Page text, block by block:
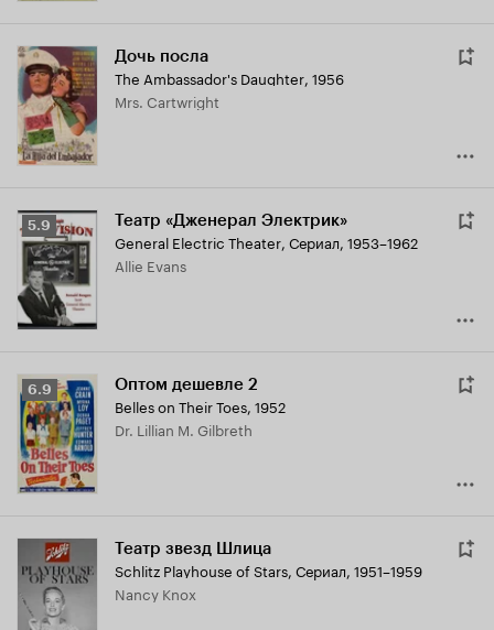
Дочь посла
The Ambassador's Daughter, 1956
Mrs. Cartwright
Рейтинг
Кинопоиска
5.9
5.9 Театр «Дженерал Электрик»
General Electric Theater, Сериал, 1953–1962
Allie Evans
Рейтинг
Кинопоиска
6.9
6.9 Оптом дешевле 2
Belles on Their Toes, 1952
Dr. Lillian M. Gilbreth
Театр звезд Шлица
Schlitz Playhouse of Stars, Сериал, 1951–1959
Nancy Knox